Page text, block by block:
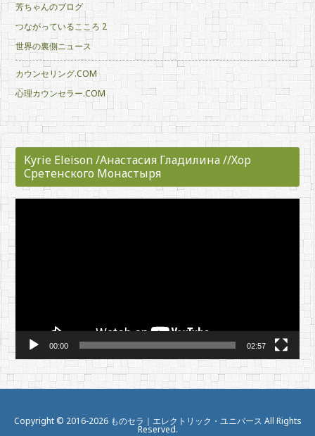
芳ちゃんのブログ
つながっているこころ 2
世界の裏側ニュース
カウンセリング.COM
心理カウンセラー.COM
Kyrie Eleison /Анастасия Гладилина //Хор
Сретенского Монастыря
画
ー
ー
00:00 02:57
Copyright © 2016-2026 ものセラ｜エレクトリック・ユニバース All Rights
Reserved.